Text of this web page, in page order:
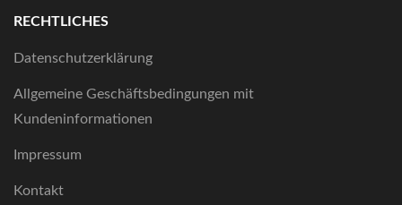
RECHTLICHES
Datenschutzerklärung
Allgemeine Geschäftsbedingungen mit
Kundeninformationen
Impressum
Kontakt